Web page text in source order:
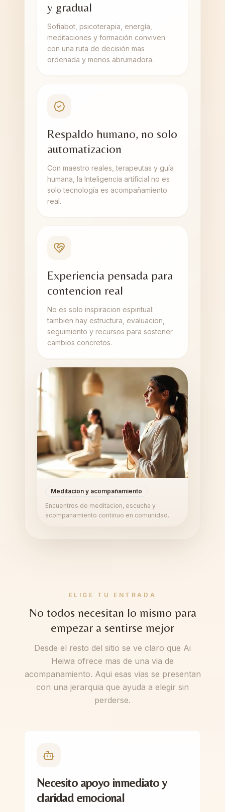
y gradual
Sofiabot, psicoterapia, energía,
meditaciones y formación conviven
con una ruta de decisión mas
ordenada y menos abrumadora.
Respaldo humano, no solo
automatizacion
Con maestro reales, terapeutas y guía
humana, la Inteligencia artificial no es
solo tecnología es acompañamiento
real.
Experiencia pensada para
contencion real
No es solo inspiracion espiritual:
tambien hay estructura, evaluacion,
seguimiento y recursos para sostener
cambios concretos.
Meditacion y acompañamiento
Encuentros de meditacion, escucha y
acompanamiento continuo en comunidad.
ELIGE TU ENTRADA
No todos necesitan lo mismo para
empezar a sentirse mejor
Desde el resto del sitio se ve claro que Ai
Heiwa ofrece mas de una via de
acompanamiento. Aqui esas vias se presentan
con una jerarquia que ayuda a elegir sin
perderse.
Necesito apoyo inmediato y
claridad emocional